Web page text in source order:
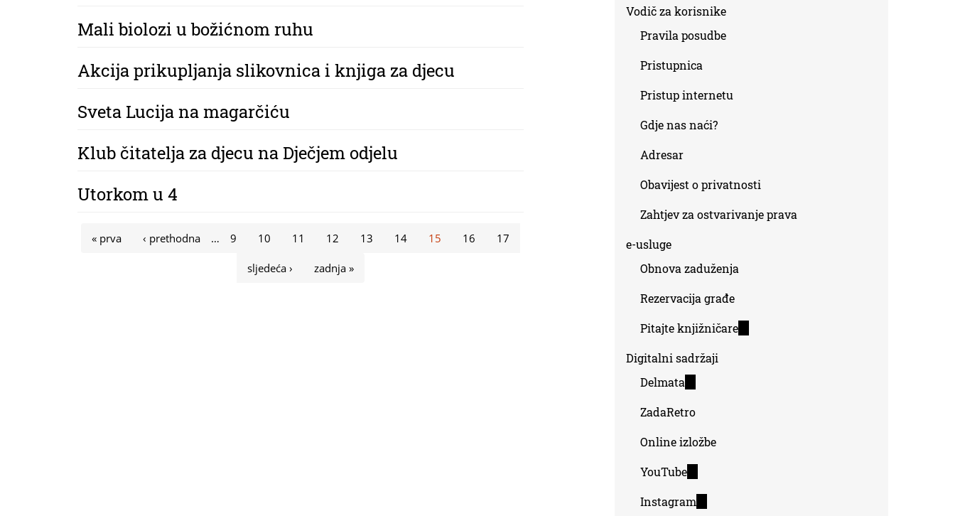
Mali biolozi u božićnom ruhu
Akcija prikupljanja slikovnica i knjiga za djecu
Sveta Lucija na magarčiću
Klub čitatelja za djecu na Dječjem odjelu
Utorkom u 4
Stranice
« prva ‹ prethodna … 9 10 11 12 13 14 15 16 17
sljedeća › zadnja »
Vodič za korisnike
Pravila posudbe
Pristupnica
Pristup internetu
Gdje nas naći?
Adresar
Obavijest o privatnosti
Zahtjev za ostvarivanje prava
e-usluge
Obnova zaduženja
Rezervacija građe
Pitajte knjižničare(link
Digitalni sadržaji
Delmata
external)
ZadaRetro
Online izložbe
YouTube(link
external)
Instagram(link